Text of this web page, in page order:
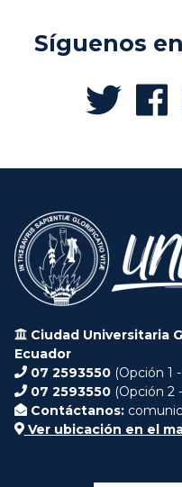
Síguenos
Ciudad Universitaria
Ecuador
07 2593550 (Opción 1
07 2593550 (Opción 2
Contáctanos:
Ver ubicación en el